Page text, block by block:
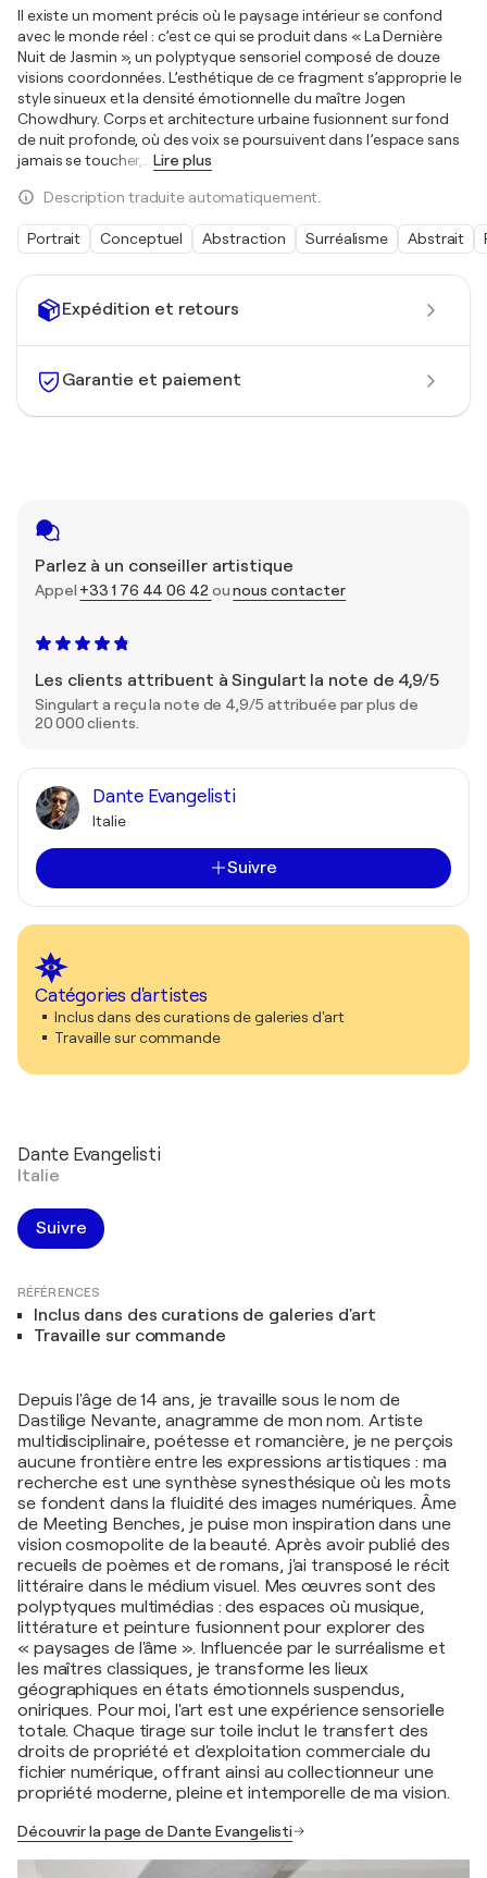
Expédition et retours
Garantie et paiement
Parlez à un conseiller artistique
Appel +33 1 76 44 06 42 ounous contacter
Les clients attribuent à Singulart la note de 4,9/5
Singulart a reçu la note de 4,9/5 attribuée par plus de
20 000 clients.
Dante Evangelisti
Italie
Suivre
Catégories d'artistes
Inclus dans des curations de galeries d'art
Travaille sur commande
Il existe un moment précis où le paysage intérieur se confond
avec le monde réel : c’est ce qui se produit dans « La Dernière
Nuit de Jasmin », un polyptyque sensoriel composé de douze
visions coordonnées. L’esthétique de ce fragment s’approprie le
style sinueux et la densité émotionnelle du maître Jogen
Chowdhury. Corps et architecture urbaine fusionnent sur fond
de nuit profonde, où des voix se poursuivent dans l’espace sans
jamais se toucher,
Lire plus
Description traduite automatiquement.
Portrait Conceptuel Abstraction Surréalisme Abstrait
Dante Evangelisti
Italie
Suivre
RÉFÉRENCES
Inclus dans des curations de galeries d'art
Travaille sur commande
Depuis l'âge de 14 ans, je travaille sous le nom de
Dastilige Nevante, anagramme de mon nom. Artiste
multidisciplinaire, poétesse et romancière, je ne perçois
aucune frontière entre les expressions artistiques : ma
recherche est une synthèse synesthésique où les mots
se fondent dans la fluidité des images numériques. Âme
de Meeting Benches, je puise mon inspiration dans une
vision cosmopolite de la beauté. Après avoir publié des
recueils de poèmes et de romans, j'ai transposé le récit
littéraire dans le médium visuel. Mes œuvres sont des
polyptyques multimédias : des espaces où musique,
littérature et peinture fusionnent pour explorer des
« paysages de l'âme ». Influencée par le surréalisme et
les maîtres classiques, je transforme les lieux
géographiques en états émotionnels suspendus,
oniriques. Pour moi, l'art est une expérience sensorielle
totale. Chaque tirage sur toile inclut le transfert des
droits de propriété et d'exploitation commerciale du
fichier numérique, offrant ainsi au collectionneur une
propriété moderne, pleine et intemporelle de ma vision.
Découvrir la page de Dante Evangelisti